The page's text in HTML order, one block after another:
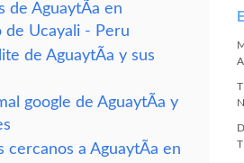
de AguaytÃ­a en
de Ucayali - Peru
de AguaytÃ­a y sus
google de AguaytÃ­a y
cercanos a AguaytÃ­a en